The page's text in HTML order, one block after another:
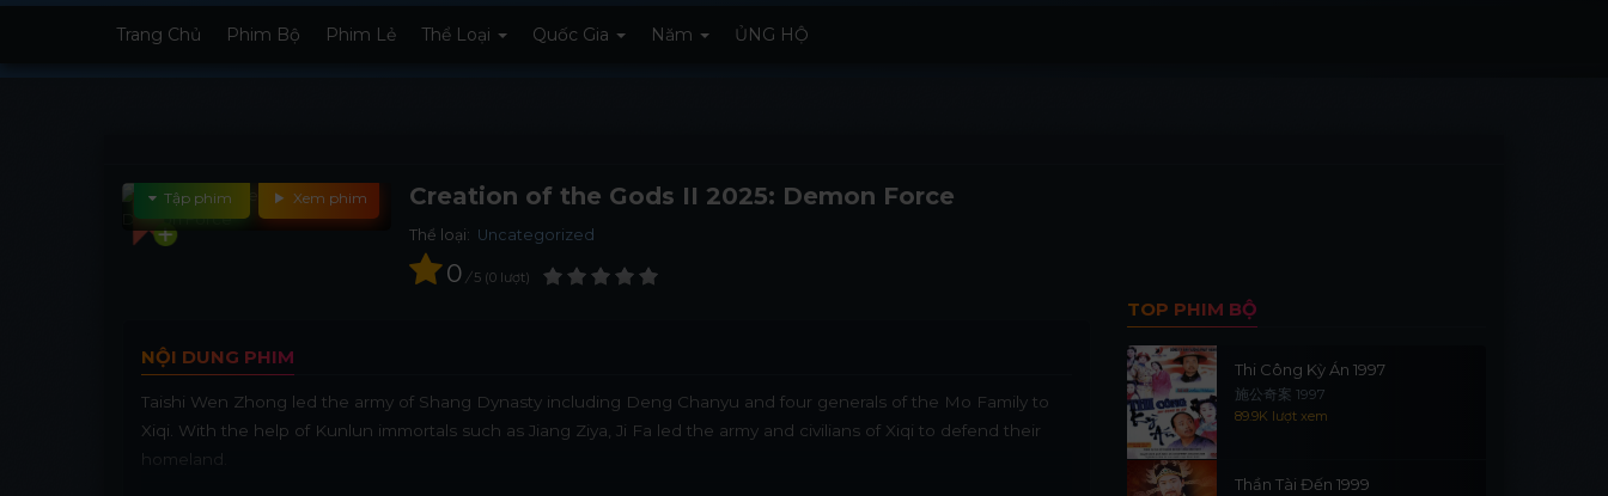
Trang Chủ Phim Bộ Phim Lẻ Thể Loại Quốc Gia Năm ỦNG HỘ
Xem phim
Tập phim Creation of the Gods II 2025: Demon Force
Thể loại: Uncategorized
0 / 5 0 lượt
NỘI DUNG PHIM
Taishi Wen Zhong led the army of Shang Dynasty including Deng Chanyu and four generals of the Mo Family to
Xiqi. With the help of Kunlun immortals such as Jiang Ziya, Ji Fa led the army and civilians of Xiqi to defend their
homeland.
TOP PHIM BỘ
Thi Công Kỳ Án 1997
施公奇案 1997
89.9K lượt xem
Thần Tài Đến 1999